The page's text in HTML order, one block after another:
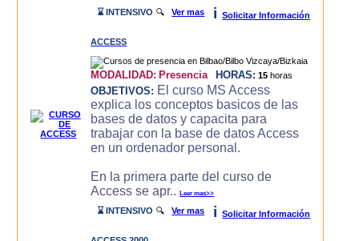
⌛ INTENSIVO 🔍Ver mas i Solicitar Información
ACCESS
MODALIDAD: Presencia HORAS: 15 horas
OBJETIVOS: El curso MS Access
explica los conceptos basicos de las
bases de datos y capacita para
trabajar con la base de datos Access
en un ordenador personal.
En la primera parte del curso de
Access se apr..Leer mas>>
⌛ INTENSIVO 🔍Ver mas i Solicitar Información